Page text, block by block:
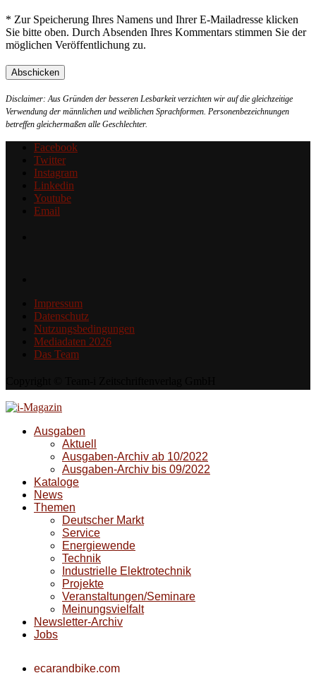
* Zur Speicherung Ihres Namens und Ihrer E-Mailadresse klicken
Sie bitte oben. Durch Absenden Ihres Kommentars stimmen Sie der
möglichen Veröffentlichung zu.
Disclaimer: Aus Gründen der besseren Lesbarkeit verzichten wir auf die gleichzeitige
Verwendung der männlichen und weiblichen Sprachformen. Personenbezeichnungen
betreffen gleichermaßen alle Geschlechter.
Facebook
Twitter
Instagram
Linkedin
Youtube
Email
Impressum
Datenschutz
Nutzungsbedingungen
Mediadaten 2026
Das Team
Ausgaben
Aktuell
Ausgaben-Archiv ab 10/2022
Ausgaben-Archiv bis 09/2022
Kataloge
News
Themen
Deutscher Markt
Service
Energiewende
Technik
Industrielle Elektrotechnik
Projekte
Veranstaltungen/Seminare
Meinungsvielfalt
Newsletter-Archiv
Jobs
ecarandbike.com